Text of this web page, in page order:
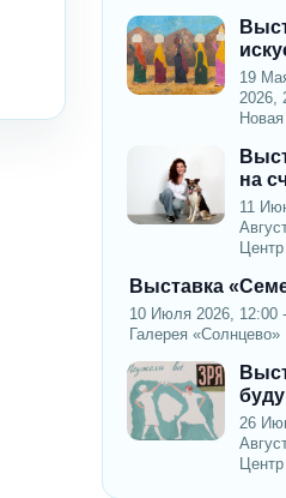
19
2026,
на
11
Выставка
10 Июля 2026, 12:00
Галерея «Солнцево»
26